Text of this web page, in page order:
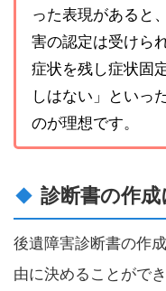
った表現があると
害の認定は受けら
症状を残し症状固
しはない」といっ
のが理想です。
診断書の作
後遺障害診断書の作
由に決めることがで